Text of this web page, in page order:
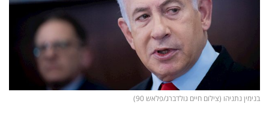
ויראלי
טלוויזיה
בנימין נתניהו (צילום חיים גולדברג/פלאש 90)